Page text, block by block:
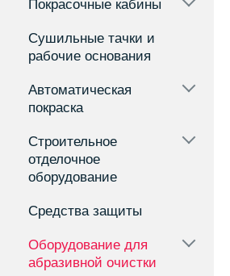
Покрасочные кабины
Сушильные тачки и
рабочие основания
Автоматическая
покраска
Строительное
отделочное
оборудование
Средства защиты
Оборудование для
абразивной очистки